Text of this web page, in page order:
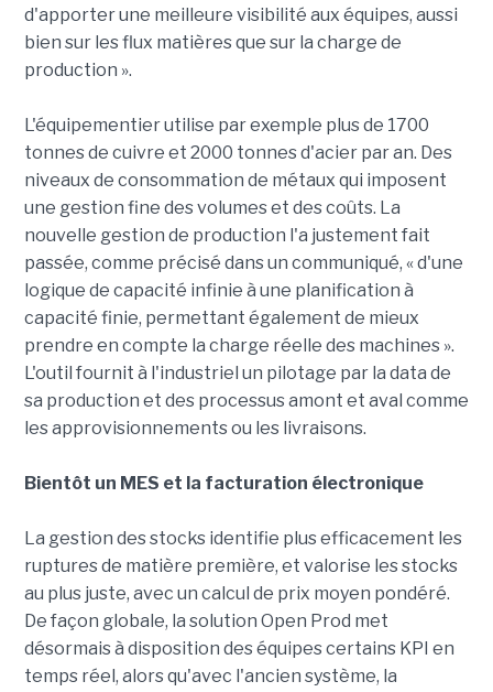
d'apporter une meilleure visibilité aux équipes, aussi
bien sur les flux matières que sur la charge de
production ».
L'équipementier utilise par exemple plus de 1700
tonnes de cuivre et 2000 tonnes d'acier par an. Des
niveaux de consommation de métaux qui imposent
une gestion fine des volumes et des coûts. La
nouvelle gestion de production l'a justement fait
passée, comme précisé dans un communiqué, « d'une
logique de capacité infinie à une planification à
capacité finie, permettant également de mieux
prendre en compte la charge réelle des machines ».
L'outil fournit à l'industriel un pilotage par la data de
sa production et des processus amont et aval comme
les approvisionnements ou les livraisons.
Bientôt un MES et la facturation électronique
La gestion des stocks identifie plus efficacement les
ruptures de matière première, et valorise les stocks
au plus juste, avec un calcul de prix moyen pondéré.
De façon globale, la solution Open Prod met
désormais à disposition des équipes certains KPI en
temps réel, alors qu'avec l'ancien système, la